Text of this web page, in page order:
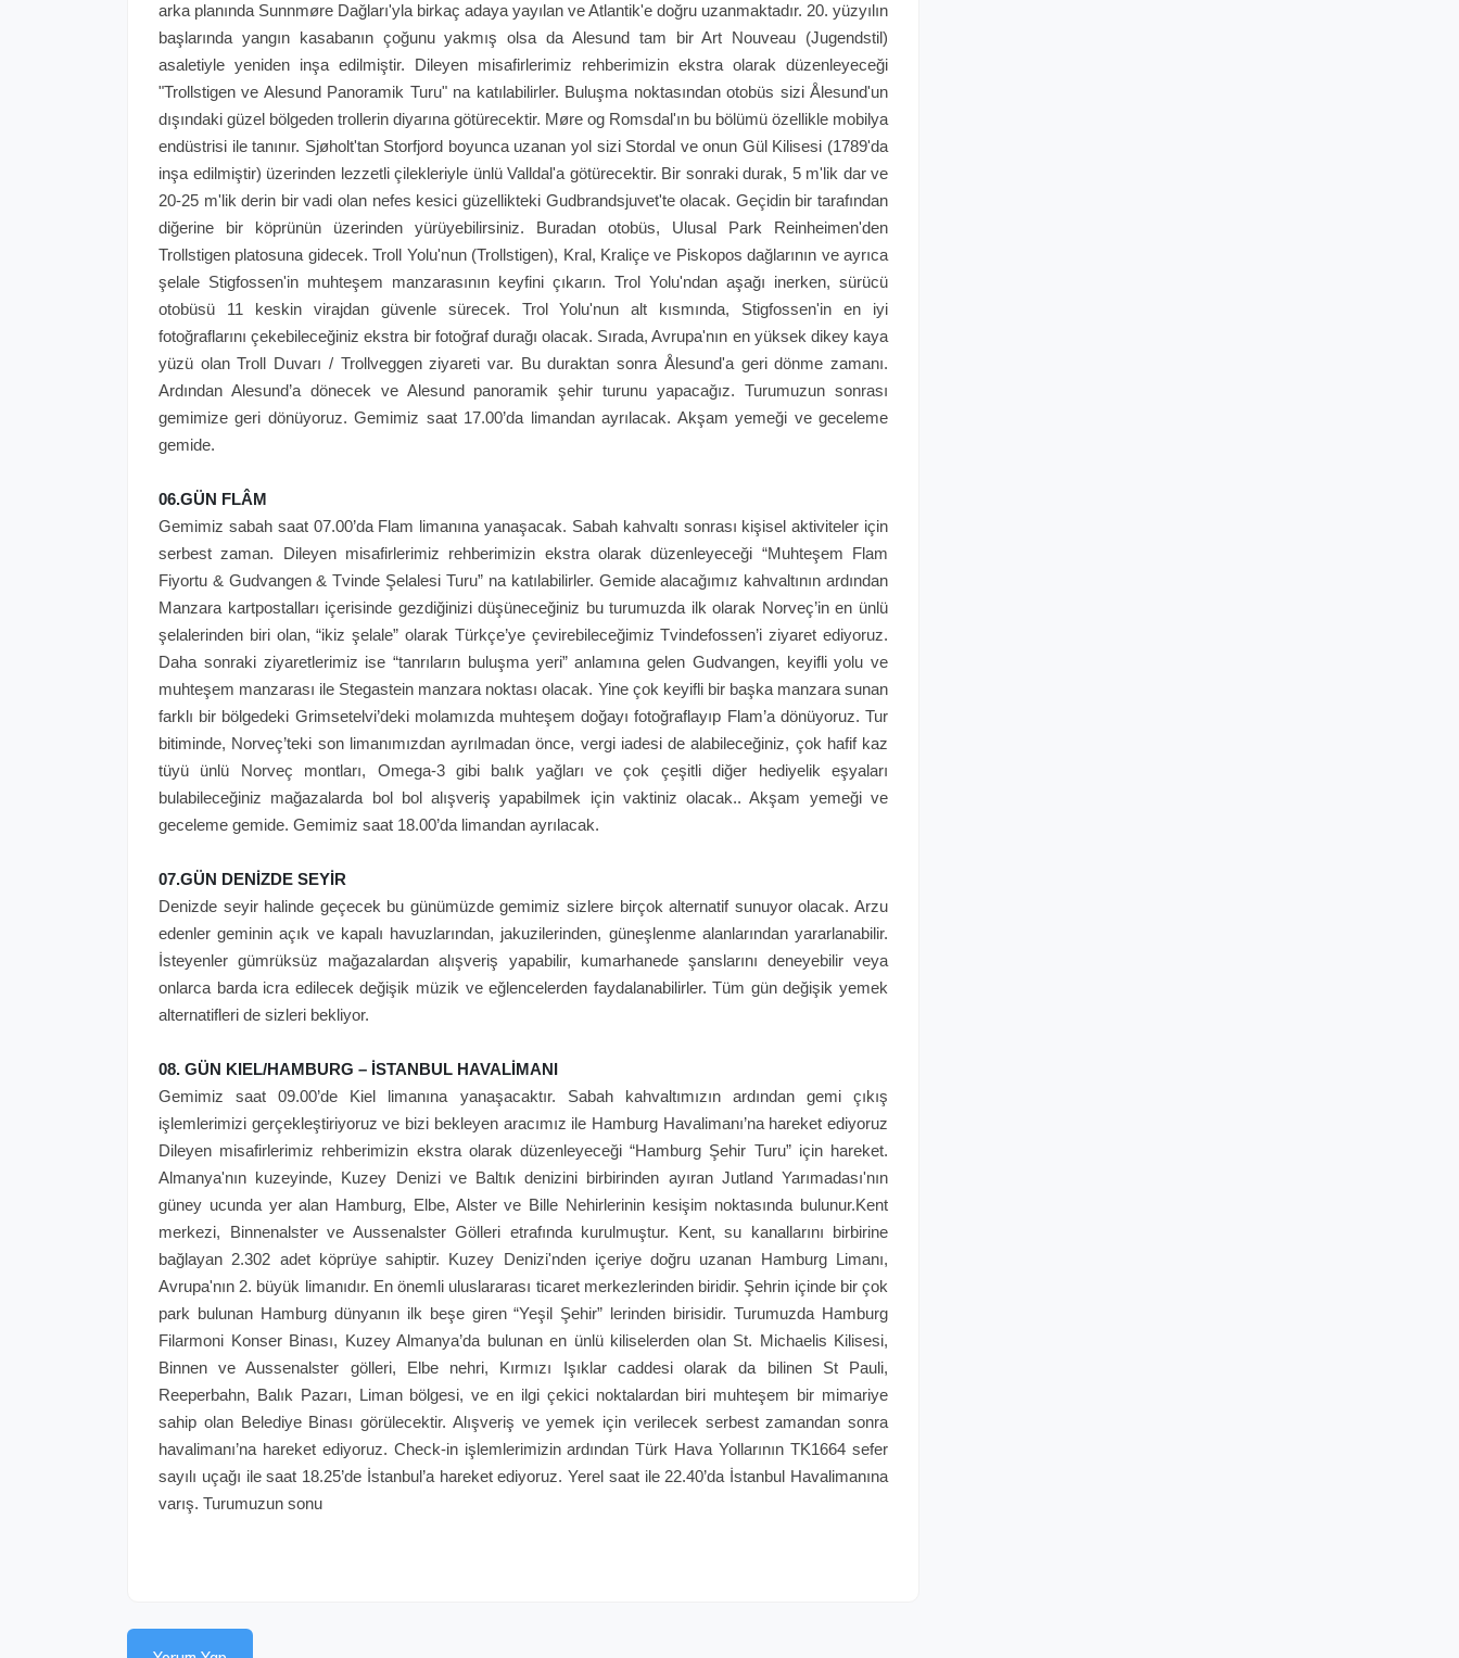
arka planında Sunnmøre Dağları'yla birkaç adaya yayılan ve Atlantik'e doğru uzanmaktadır. 20. yüzyılın
başlarında yangın kasabanın çoğunu yakmış olsa da Alesund tam bir Art Nouveau (Jugendstil)
asaletiyle yeniden inşa edilmiştir. Dileyen misafirlerimiz rehberimizin ekstra olarak düzenleyeceği
"Trollstigen ve Alesund Panoramik Turu" na katılabilirler. Buluşma noktasından otobüs sizi Ålesund'un
dışındaki güzel bölgeden trollerin diyarına götürecektir. Møre og Romsdal'ın bu bölümü özellikle mobilya
endüstrisi ile tanınır. Sjøholt'tan Storfjord boyunca uzanan yol sizi Stordal ve onun Gül Kilisesi (1789'da
inşa edilmiştir) üzerinden lezzetli çilekleriyle ünlü Valldal'a götürecektir. Bir sonraki durak, 5 m'lik dar ve
20-25 m'lik derin bir vadi olan nefes kesici güzellikteki Gudbrandsjuvet'te olacak. Geçidin bir tarafından
diğerine bir köprünün üzerinden yürüyebilirsiniz. Buradan otobüs, Ulusal Park Reinheimen'den
Trollstigen platosuna gidecek. Troll Yolu'nun (Trollstigen), Kral, Kraliçe ve Piskopos dağlarının ve ayrıca
şelale Stigfossen'in muhteşem manzarasının keyfini çıkarın. Trol Yolu'ndan aşağı inerken, sürücü
otobüsü 11 keskin virajdan güvenle sürecek. Trol Yolu'nun alt kısmında, Stigfossen'in en iyi
fotoğraflarını çekebileceğiniz ekstra bir fotoğraf durağı olacak. Sırada, Avrupa'nın en yüksek dikey kaya
yüzü olan Troll Duvarı / Trollveggen ziyareti var. Bu duraktan sonra Ålesund'a geri dönme zamanı.
Ardından Alesund’a dönecek ve Alesund panoramik şehir turunu yapacağız. Turumuzun sonrası
gemimize geri dönüyoruz. Gemimiz saat 17.00’da limandan ayrılacak. Akşam yemeği ve geceleme
gemide.
06.GÜN FLÂM
Gemimiz sabah saat 07.00’da Flam limanına yanaşacak. Sabah kahvaltı sonrası kişisel aktiviteler için
serbest zaman. Dileyen misafirlerimiz rehberimizin ekstra olarak düzenleyeceği “Muhteşem Flam
Fiyortu & Gudvangen & Tvinde Şelalesi Turu” na katılabilirler. Gemide alacağımız kahvaltının ardından
Manzara kartpostalları içerisinde gezdiğinizi düşüneceğiniz bu turumuzda ilk olarak Norveç’in en ünlü
şelalerinden biri olan, “ikiz şelale” olarak Türkçe’ye çevirebileceğimiz Tvindefossen’i ziyaret ediyoruz.
Daha sonraki ziyaretlerimiz ise “tanrıların buluşma yeri” anlamına gelen Gudvangen, keyifli yolu ve
muhteşem manzarası ile Stegastein manzara noktası olacak. Yine çok keyifli bir başka manzara sunan
farklı bir bölgedeki Grimsetelvi’deki molamızda muhteşem doğayı fotoğraflayıp Flam’a dönüyoruz. Tur
bitiminde, Norveç’teki son limanımızdan ayrılmadan önce, vergi iadesi de alabileceğiniz, çok hafif kaz
tüyü ünlü Norveç montları, Omega-3 gibi balık yağları ve çok çeşitli diğer hediyelik eşyaları
bulabileceğiniz mağazalarda bol bol alışveriş yapabilmek için vaktiniz olacak.. Akşam yemeği ve
geceleme gemide. Gemimiz saat 18.00’da limandan ayrılacak.
07.GÜN DENİZDE SEYİR
Denizde seyir halinde geçecek bu günümüzde gemimiz sizlere birçok alternatif sunuyor olacak. Arzu
edenler geminin açık ve kapalı havuzlarından, jakuzilerinden, güneşlenme alanlarından yararlanabilir.
İsteyenler gümrüksüz mağazalardan alışveriş yapabilir, kumarhanede şanslarını deneyebilir veya
onlarca barda icra edilecek değişik müzik ve eğlencelerden faydalanabilirler. Tüm gün değişik yemek
alternatifleri de sizleri bekliyor.
08. GÜN KIEL/HAMBURG – İSTANBUL HAVALİMANI
Gemimiz saat 09.00’de Kiel limanına yanaşacaktır. Sabah kahvaltımızın ardından gemi çıkış
işlemlerimizi gerçekleştiriyoruz ve bizi bekleyen aracımız ile Hamburg Havalimanı’na hareket ediyoruz
Dileyen misafirlerimiz rehberimizin ekstra olarak düzenleyeceği “Hamburg Şehir Turu” için hareket.
Almanya'nın kuzeyinde, Kuzey Denizi ve Baltık denizini birbirinden ayıran Jutland Yarımadası'nın
güney ucunda yer alan Hamburg, Elbe, Alster ve Bille Nehirlerinin kesişim noktasında bulunur.Kent
merkezi, Binnenalster ve Aussenalster Gölleri etrafında kurulmuştur. Kent, su kanallarını birbirine
bağlayan 2.302 adet köprüye sahiptir. Kuzey Denizi'nden içeriye doğru uzanan Hamburg Limanı,
Avrupa'nın 2. büyük limanıdır. En önemli uluslararası ticaret merkezlerinden biridir. Şehrin içinde bir çok
park bulunan Hamburg dünyanın ilk beşe giren “Yeşil Şehir” lerinden birisidir. Turumuzda Hamburg
Filarmoni Konser Binası, Kuzey Almanya’da bulunan en ünlü kiliselerden olan St. Michaelis Kilisesi,
Binnen ve Aussenalster gölleri, Elbe nehri, Kırmızı Işıklar caddesi olarak da bilinen St Pauli,
Reeperbahn, Balık Pazarı, Liman bölgesi, ve en ilgi çekici noktalardan biri muhteşem bir mimariye
sahip olan Belediye Binası görülecektir. Alışveriş ve yemek için verilecek serbest zamandan sonra
havalimanı’na hareket ediyoruz. Check-in işlemlerimizin ardından Türk Hava Yollarının TK1664 sefer
sayılı uçağı ile saat 18.25’de İstanbul’a hareket ediyoruz. Yerel saat ile 22.40’da İstanbul Havalimanına
varış. Turumuzun sonu